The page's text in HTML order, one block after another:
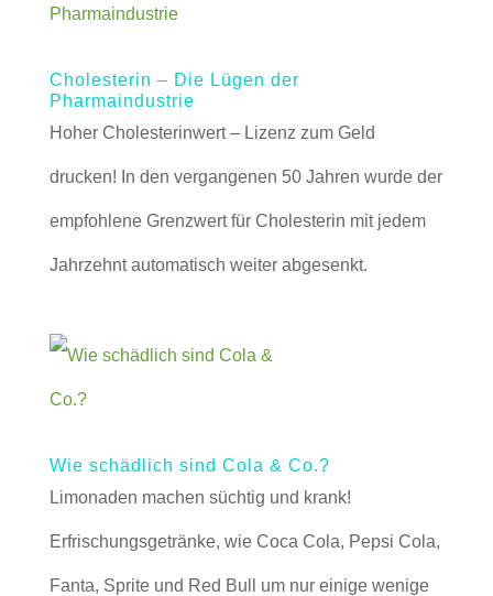
Cholesterin – Die Lügen der
Pharmaindustrie
Hoher Cholesterinwert – Lizenz zum Geld
drucken! In den vergangenen 50 Jahren wurde der
empfohlene Grenzwert für Cholesterin mit jedem
Jahrzehnt automatisch weiter abgesenkt.
Wie schädlich sind Cola & Co.?
Limonaden machen süchtig und krank!
Erfrischungsgetränke, wie Coca Cola, Pepsi Cola,
Fanta, Sprite und Red Bull um nur einige wenige